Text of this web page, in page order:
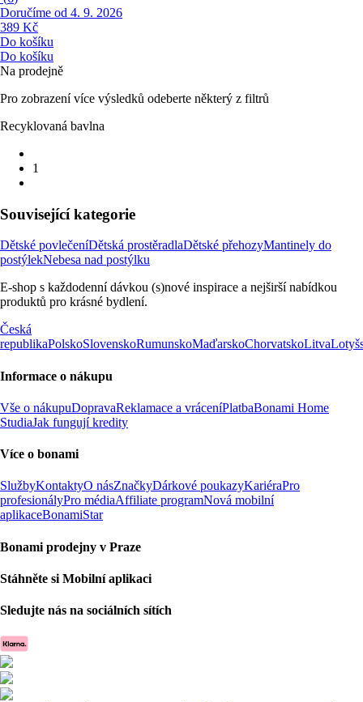
Doručíme od 4. 9. 2026
389 Kč
Do košíku
Do košíku
Na prodejně
Pro zobrazení více výsledků odeberte některý z filtrů
Recyklovaná bavlna
1
Související kategorie
Dětské povlečeníDětská prostěradlaDětské přehozyMantinely do
postýlekNebesa nad postýlku
E-shop s každodenní dávkou (s)nové inspirace a nejširší nabídkou
produktů pro krásné bydlení.
Česká
republikaPolskoSlovenskoRumunskoMaďarskoChorvatskoLitva
Informace o nákupu
Vše o nákupuDopravaReklamace a vráceníPlatbaBonami Home
StudiaJak fungují kredity
Více o bonami
SlužbyKontaktyO násZnačkyDárkové poukazyKariéraPro
profesionályPro médiaAffiliate programNová mobilní
aplikaceBonamiStar
Bonami prodejny v Praze
Stáhněte si Mobilní aplikaci
Sledujte nás na sociálních sítích